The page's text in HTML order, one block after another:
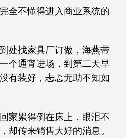
全不懂得进入商业系统的
处找家具厂订做，海燕带
个通宵进场，到第二天早
有装好，忐忑无助不知如
家累得倒在床上，眼泪不
却传来销售大好的消息。